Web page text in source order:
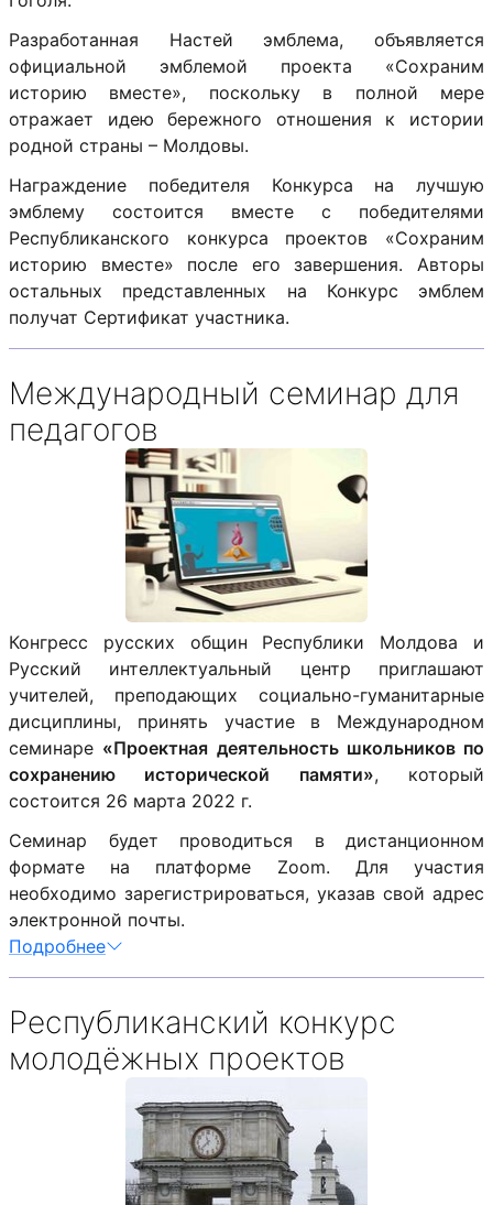
Разработанная Настей эмблема, объявляется
официальной эмблемой проекта «Сохраним
историю вместе», поскольку в полной мере
отражает идею бережного отношения к истории
родной страны – Молдовы.
Награждение победителя Конкурса на лучшую
эмблему состоится вместе с победителями
Республиканского конкурса проектов «Сохраним
историю вместе» после его завершения. Авторы
остальных представленных на Конкурс эмблем
получат Сертификат участника.
Международный семинар для
педагогов
Конгресс русских общин Республики Молдова и
Русский интеллектуальный центр приглашают
учителей, преподающих социально-гуманитарные
дисциплины, принять участие в Международном
семинаре «Проектная деятельность школьников по
сохранению исторической памяти», который
состоится 26 марта 2022 г.
Семинар будет проводиться в дистанционном
формате на платформе Zoom. Для участия
необходимо зарегистрироваться, указав свой адрес
электронной почты.
Подробнее
Республиканский конкурс
молодёжных проектов